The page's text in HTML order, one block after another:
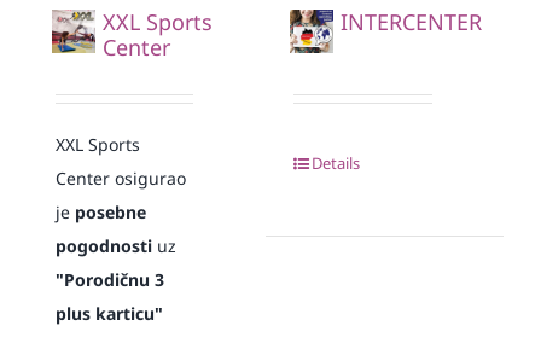
XXL Sports
Center
XXL Sports
Center osigurao
je posebne
pogodnostiuz
"Porodičnu 3
plus karticu"
INTERCENTER
Details